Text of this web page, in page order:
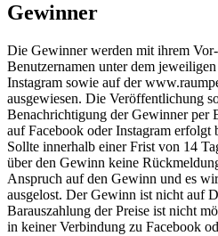
Gewinner
Die Gewinner werden mit ihrem
Benutzernamen unter dem
Instagram sowie auf der
ausgewiesen. Die Veröffentlichung
Benachrichtigung der Gewinner per
auf Facebook oder Instagram erfolgt
Sollte innerhalb einer Frist von 14
über den Gewinn keine
Anspruch auf den Gewinn und es
ausgelost. Der Gewinn ist nicht auf
Barauszahlung der Preise ist nicht
in keiner Verbindung zu Facebook